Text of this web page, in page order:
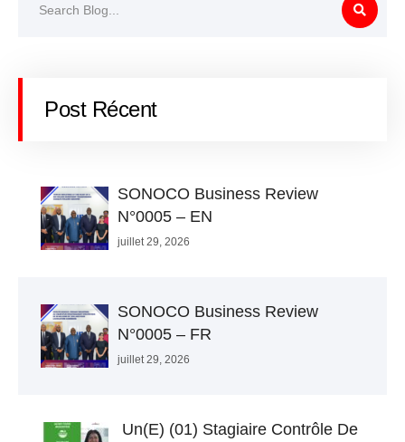
Post Récent
SONOCO Business Review
N°0005 – EN
juillet 29, 2026
SONOCO Business Review
N°0005 – FR
juillet 29, 2026
Un(e) (01) Stagiaire Contrôle De